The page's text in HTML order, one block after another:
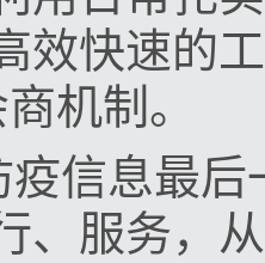
效快速的
机制。
疫信息最
、服务，